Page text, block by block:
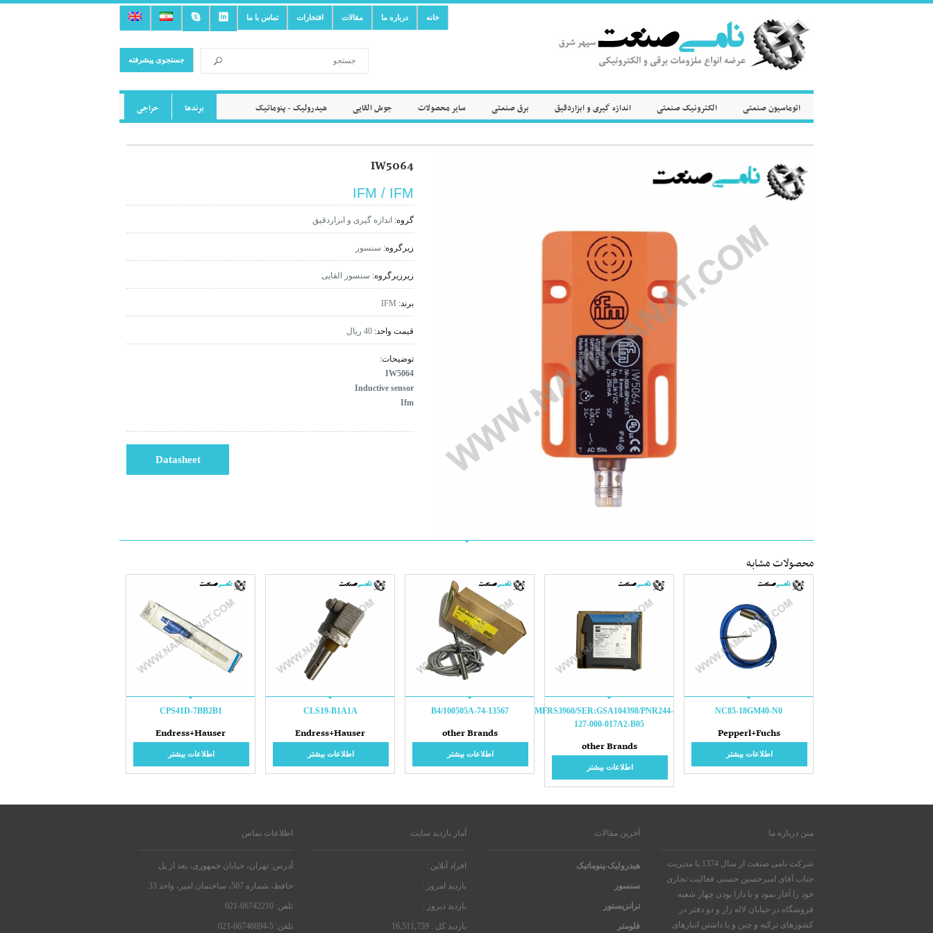
تماس با ما افتخارات مقالات درباره ما خانه
جستجوی پیشرفته
اتوماسیون صنعتی الکترونیک صنعتی اندازه گیری و ابزاردقیق برق صنعتی سایر محصولات جوش القایی هیدرولیک - پنوماتیک برندها حراجی
IW5064
IFM / IFM
گروه: اندازه گیری و ابزاردقیق
زیرگروه: سنسور
زیرزیرگروه: سنسور القایی
برند: IFM
قیمت واحد: 40 ریال
توضیحات:
IW5064
Inductive sensor
Ifm
Datasheet
محصولات مشابه
NC85-18GM40-N0
Pepperl+Fuchs
اطلاعات بیشتر
MFRS3960/SER:GSA104398/PNR244-
127-000-017A2-B05
other Brands
اطلاعات بیشتر
74-13567-B4/100505A
other Brands
اطلاعات بیشتر
CLS19-B1A1A
Endress+Hauser
اطلاعات بیشتر
CPS41D-7BB2B1
Endress+Hauser
اطلاعات بیشتر
متن درباره ما
شرکت نامی صنعت از سال 1374 با مدیریت
جناب آقای امیرحسین حسنی فعالیت تجاری
خود را آغار نمود و با دارا بودن چهار شعبه
فروشگاه در خیابان لاله زار و دو دفتر در
کشورهای ترکیه و چین و با داشتن انبارهای
آخرین مقالات
هیدرولیک-پنوماتیک
سنسور
ترانزیستور
فلومتر
آمار بازدید سایت
افراد آنلاین :
بازدید امروز :
بازدید دیروز :
بازدید کل : 16,511,759
اطلاعات تماس
آدرس: تهران، خیابان جمهوری، بعد از پل
حافظ، شماره 507، ساختمان امیر، واحد 33.
تلفن: 66742210-021
تلفن: 5-66746694-021